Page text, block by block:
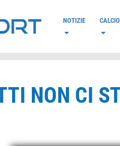
NOTIZIE CALCIO
NON CI